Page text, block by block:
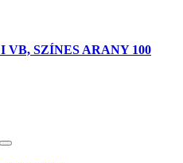
VB, SZÍNES ARANY 100